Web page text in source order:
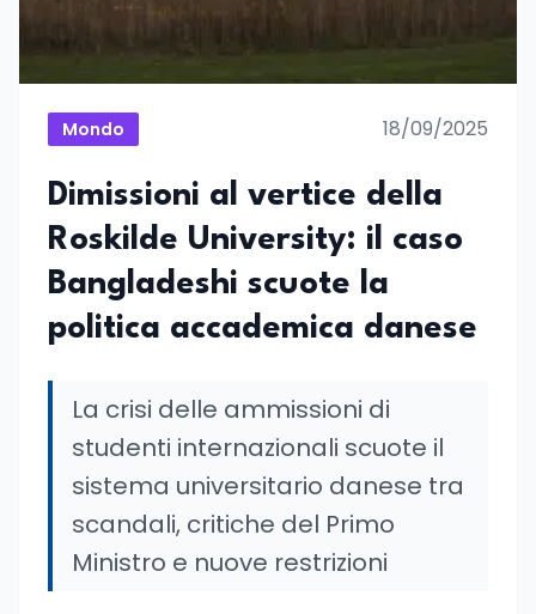
Mondo 18/09/2025
Dimissioni al vertice della
Roskilde University: il caso
Bangladeshi scuote la
politica accademica danese
La crisi delle ammissioni di
studenti internazionali scuote il
sistema universitario danese tra
scandali, critiche del Primo
Ministro e nuove restrizioni